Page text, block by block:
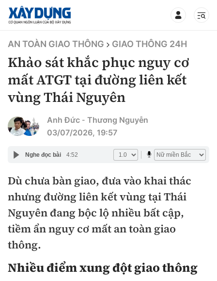
TIN BỘ XÂY DỰNG
CHUYÊN MỤC
Mới nhất
Thời sự
Chính trị
Xã hội
Chuyện dọc đường
Cải chính
Xây dựng
Chỉ đạo điều hành
Quy hoạch kiến trúc
Vật liệu xây dựng
Giao thông
Quản lý
Kinh tế
Thị trường
Pháp luật
AN TOÀN GIAO THÔNG GIAO THÔNG 24H
Khảo sát khắc phục nguy cơ
mất ATGT tại đường liên kết
vùng Thái Nguyên
Anh Đức - Thương Nguyễn
03/07/2026, 19:57
Nghe đọc bài 4:52
Dù chưa bàn giao, đưa vào khai thác
nhưng đường liên kết vùng tại Thái
Nguyên đang bộc lộ nhiều bất cập,
tiềm ẩn nguy cơ mất an toàn giao
thông.
Nhiều điểm xung đột giao thông